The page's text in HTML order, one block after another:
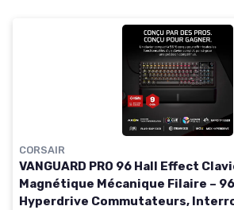
CORSAIR
VANGUARD PRO 96 Hall Effect
Magnétique Mécanique Filaire –
Hyperdrive Commutateurs,